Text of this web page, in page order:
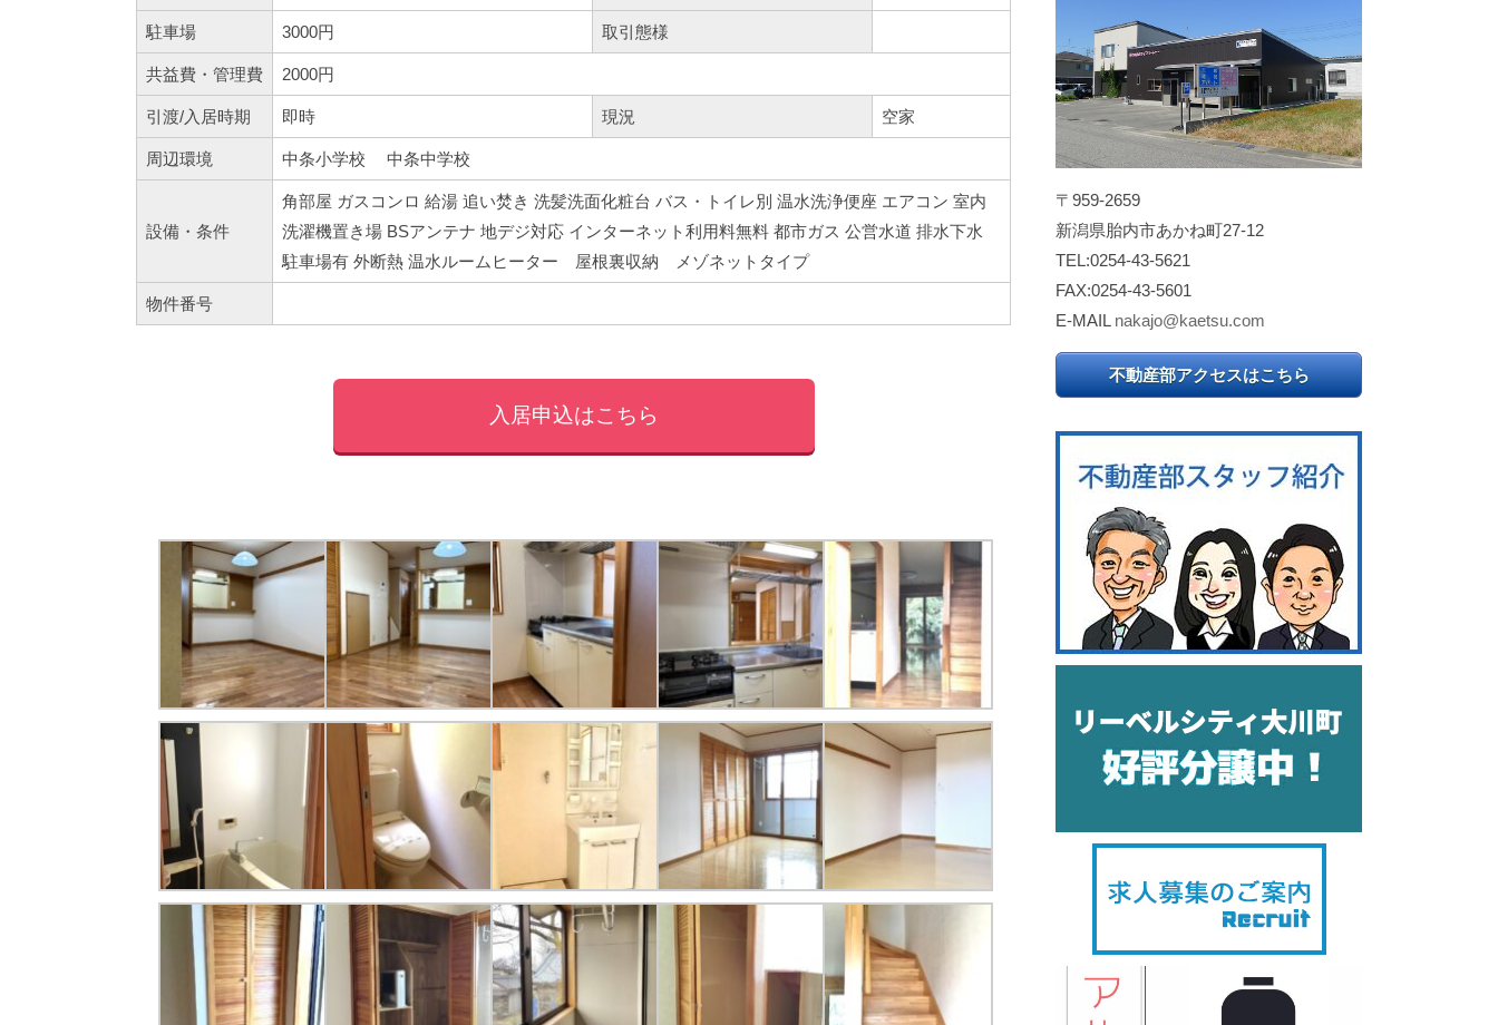
駐車場 3000円 取引態様
共益費・管理費 2000円
引渡/入居時期 即時 現況 空家
周辺環境 中条小学校 中条中学校
設備・条件
角部屋 ガスコンロ 給湯 追い焚き 洗髪洗面化粧台 バス・トイレ別 温水洗浄便座 エアコン 室内
洗濯機置き場 BSアンテナ 地デジ対応 インターネット利用料無料 都市ガス 公営水道 排水下水
駐車場有 外断熱 温水ルームヒーター 屋根裏収納 メゾネットタイプ
物件番号
入居申込はこちら
〒959-2659
新潟県胎内市あかね町27-12
TEL:0254-43-5621
FAX:0254-43-5601
E-MAIL nakajo@kaetsu.com
不動産部アクセスはこちら